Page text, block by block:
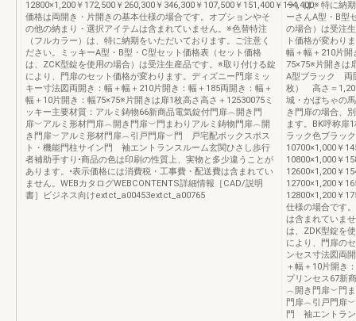
12800×1,200￥172,500￥260,300￥346,300￥107,500￥151,400￥194,400※
価格は両開き・片開きの基本仕様の場合です。オプションやそ
の他の納まり・選択アイテムは含まれていません。※色替特注
（フルカラー）は、特に納期をいただいております。ご注意く
ださい。ミッキーA型・B型・C型セット価格表（セット価格
は、ZCK型錠を使用の場合）は受注生産品です。※取り付ける錠
により、門扉のセット価格が変わります。ディズニー門扉ミッ
キー寸法図両開き：幅＋幅＋210片開き：幅＋185両開き：幅＋
幅＋10片開き：幅75×75※片開きは扉1枚高さ高さ＋12530075ミ
ッキー主要材質：アルミ鋳物66新商品電気錠付門扉︵開き門
扉︶アルミ形材門扉︵開き門扉︶門まわりアルミ鋳物門扉︵開
き門扉︶アルミ形材門扉︵引戸門扉︶門 戸宅配ボックスポス
ト・機能門柱サイン門 袖エントランスルーム玄関ひさし歩行
者補助手すり•商品の色は印刷の性質上、実物と多少違うことが
あります。•表示価格には消費税・工事費・配送費は含まれてい
ません。WEBカタログWEBCONTENTS詳細情報［CAD/説明
書］ビジネス向けextct_a00453extct_a00765
ー）は、特に納
ーさんA型・B型
の場合）は受注
ト価格が変わり
幅＋幅＋210片開
75×75※片開きは
A型ブラック 両
枚） 高さ＝
城・かぼちゃの
き門扉の場合、
ます。BK呼称扉
ラック色ブラッ
10700×1,000￥
10800×1,000￥
12600×1,200￥
12700×1,200￥
12800×1,200￥
仕様の場合です
は含まれていま
は、ZDK型錠を
により、門扉の
ンセス寸法図両
＋幅＋10片開き
プリンセス67新
︵開き門扉︶門
門扉︵引戸門扉
門 袖エントラン